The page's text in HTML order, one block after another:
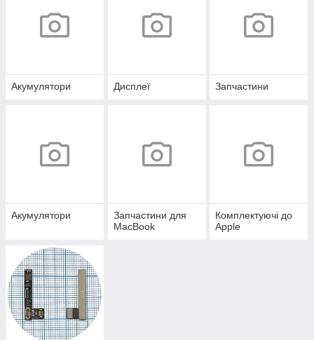
Акумулятори Дисплеї Запчастини
Акумулятори
Запчастини для
MacBook
Комплектуючі до
Apple